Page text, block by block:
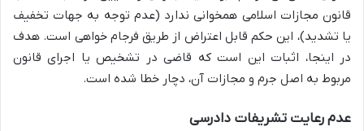
قانون مجازات اسلامی همخوانی ندارد (عدم توجه به جهات تخفیف
یا تشدید)، این حکم قابل اعتراض از طریق فرجام خواهی است. هدف
در اینجا، اثبات این است که قاضی در تشخیص یا اجرای قانون
مربوط به اصل جرم و مجازات آن، دچار خطا شده است.
عدم رعایت تشریفات دادرسی